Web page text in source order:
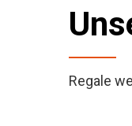
Regale